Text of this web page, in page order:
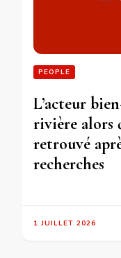
PEOPLE
L’acteur
rivière alors
retrouvé
recherches
1 JUILLET 2026